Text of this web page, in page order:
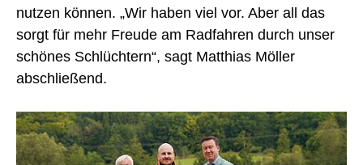
nutzen können. „Wir haben viel vor. Aber all das
sorgt für mehr Freude am Radfahren durch unser
schönes Schlüchtern“, sagt Matthias Möller
abschließend.